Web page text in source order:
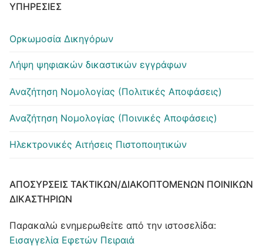
ΥΠΗΡΕΣΊΕΣ
Ορκωμοσία Δικηγόρων
Λήψη ψηφιακών δικαστικών εγγράφων
Αναζήτηση Νομολογίας (Πολιτικές Αποφάσεις)
Αναζήτηση Νομολογίας (Ποινικές Αποφάσεις)
Ηλεκτρονικές Αιτήσεις Πιστοποιητικών
ΑΠΟΣΎΡΣΕΙΣ ΤΑΚΤΙΚΏΝ/ΔΙΑΚΟΠΤΌΜΕΝΩΝ ΠΟΙΝΙΚΏΝ
ΔΙΚΑΣΤΗΡΊΩΝ
Παρακαλώ ενημερωθείτε από την ιστοσελίδα:
Εισαγγελία Εφετών Πειραιά